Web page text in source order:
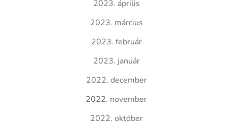
2023. április
2023. március
2023. február
2023. január
2022. december
2022. november
2022. október